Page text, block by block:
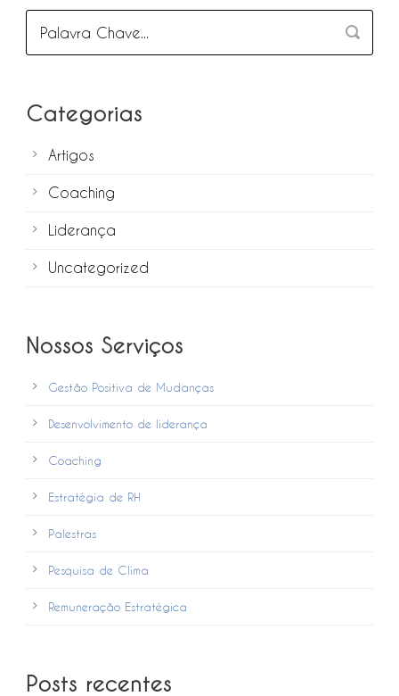
Categorias
Artigos
Coaching
Liderança
Uncategorized
Nossos Serviços
Gestão Positiva de Mudanças
Desenvolvimento de liderança
Coaching
Estratégia de RH
Palestras
Pesquisa de Clima
Remuneração Estratégica
Posts recentes